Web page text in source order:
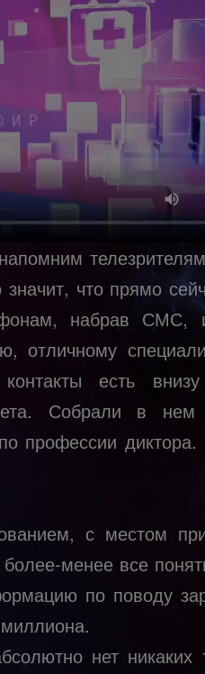
что прямо
набрав СМС,
отличному
есть
Собрали в нем
профессии
с местом
более-менее все
по поводу
нет никаких